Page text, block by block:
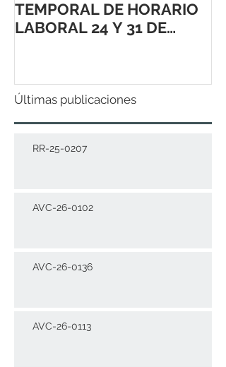
TEMPORAL DE HORARIO
LABORAL 24 Y 31 DE
Últimas publicaciones
RR-25-0207
AVC-26-0102
AVC-26-0136
AVC-26-0113